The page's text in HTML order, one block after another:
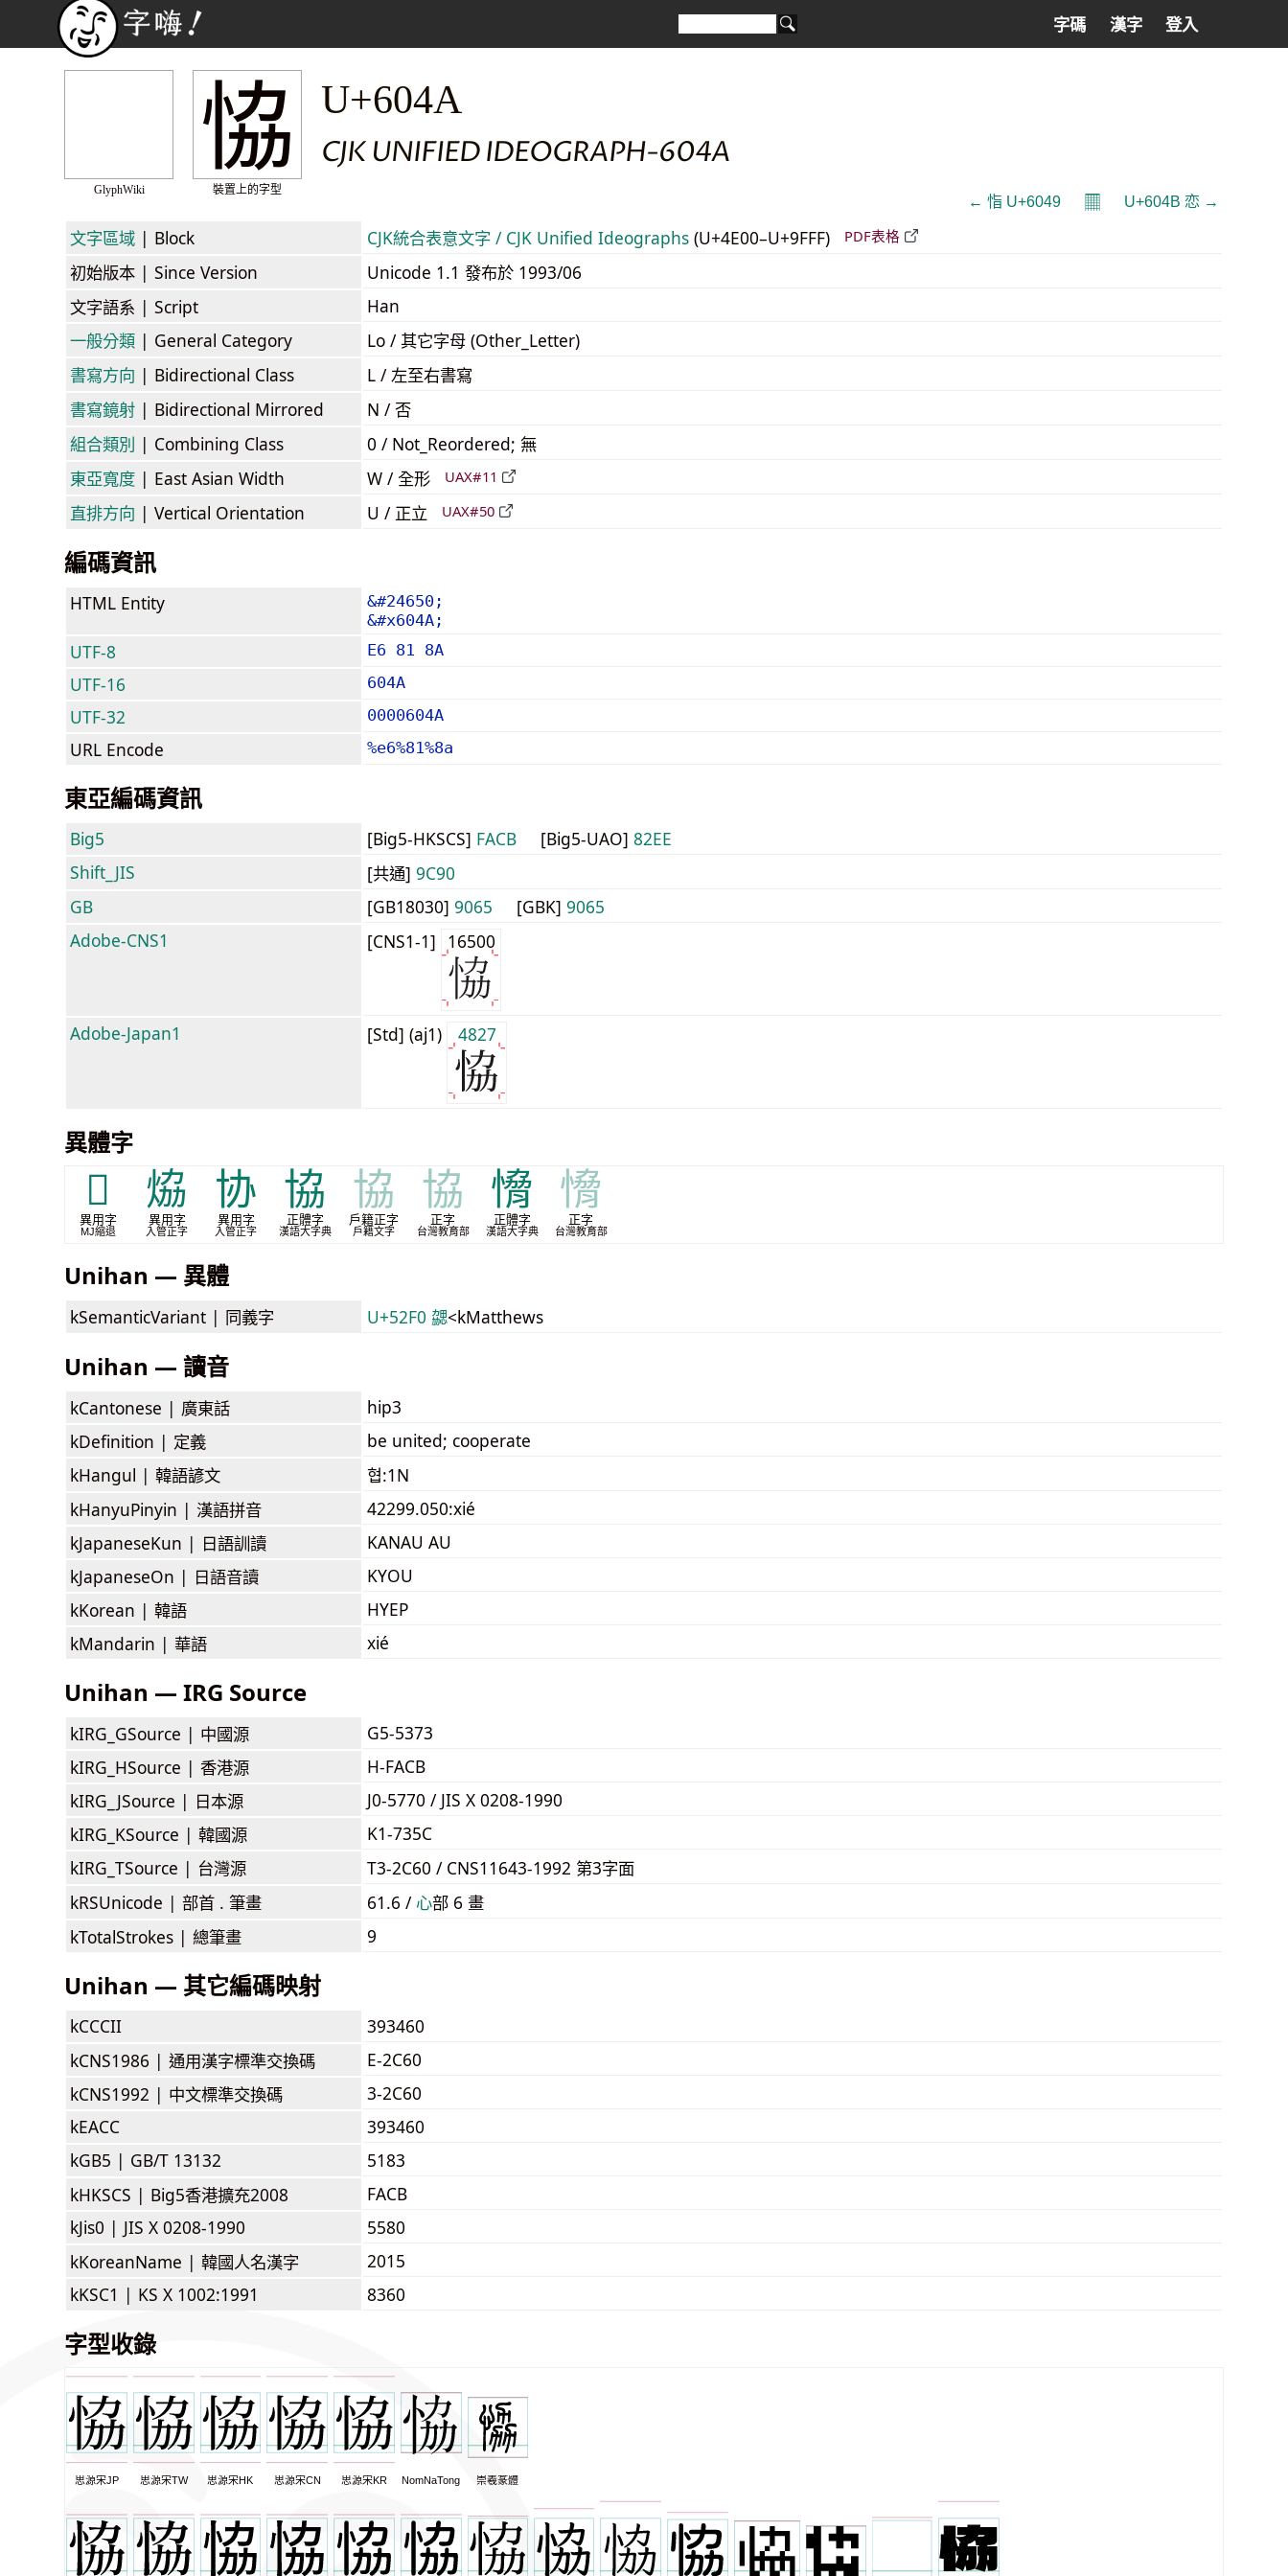
字碼 漢字 登入
GlyphWiki
恊
裝置上的字型
U+604A
CJK UNIFIED IDEOGRAPH-604A
← 恉 U+6049 𝄜 U+604B 恋 →
文字區域 | Block CJK統合表意文字 / CJK Unified Ideographs (U+4E00–U+9FFF) PDF表格
初始版本 | Since Version
Unicode 1.1 發布於 1993/06
文字語系 | Script
Han
一般分類 | General Category
Lo / 其它字母 (Other_Letter)
書寫方向 | Bidirectional Class
L / 左至右書寫
書寫鏡射 | Bidirectional Mirrored
N / 否
組合類別 | Combining Class
0 / Not_Reordered; 無
東亞寬度 | East Asian Width W / 全形 UAX#11
直排方向 | Vertical Orientation U / 正立 UAX#50
編碼資訊
HTML Entity
&#24650;
&#x604A;
UTF-8 E6 81 8A
UTF-16 604A
UTF-32 0000604A
URL Encode %e6%81%8a
東亞編碼資訊
Big5 [Big5-HKSCS] FACB [Big5-UAO] 82EE
Shift_JIS
[共通] 9C90
GB
[GB18030] 9065 [GBK] 9065
Adobe-CNS1
[CNS1-1] 16500
Adobe-Japan1 [Std] (aj1) 4827
異體字
𭜴
異用字
MJ縮退
㶸
異用字
入管正字
协
異用字
入管正字
協
正體字
漢語大字典
協
戶籍正字
戶籍文字
協
正字
台灣教育部
愶
正體字
漢語大字典
愶
正字
台灣教育部
Unihan — 異體
kSemanticVariant | 同義字 U+52F0 勰<kMatthews
Unihan — 讀音
kCantonese | 廣東話
hip3
kDefinition | 定義
be united; cooperate
kHangul | 韓語諺文
협:1N
kHanyuPinyin | 漢語拼音
42299.050:xié
kJapaneseKun | 日語訓讀
KANAU AU
kJapaneseOn | 日語音讀
KYOU
kKorean | 韓語
HYEP
kMandarin | 華語 xié
Unihan — IRG Source
kIRG_GSource | 中國源
G5-5373
kIRG_HSource | 香港源
H-FACB
kIRG_JSource | 日本源
J0-5770 / JIS X 0208-1990
kIRG_KSource | 韓國源
K1-735C
kIRG_TSource | 台灣源
T3-2C60 / CNS11643-1992 第3字面
kRSUnicode | 部首 . 筆畫 61.6 / ⼼部 6 畫
kTotalStrokes | 總筆畫 9
Unihan — 其它編碼映射
kCCCII
393460
kCNS1986 | 通用漢字標準交換碼
E-2C60
kCNS1992 | 中文標準交換碼
3-2C60
kEACC
393460
kGB5 | GB/T 13132
5183
kHKSCS | Big5香港擴充2008
FACB
kJis0 | JIS X 0208-1990
5580
kKoreanName | 韓國人名漢字
2015
kKSC1 | KS X 1002:1991 8360
字型收錄
思源宋JP 思源宋TW 思源宋HK 思源宋CN 思源宋KR NomNaTong 崇羲篆體